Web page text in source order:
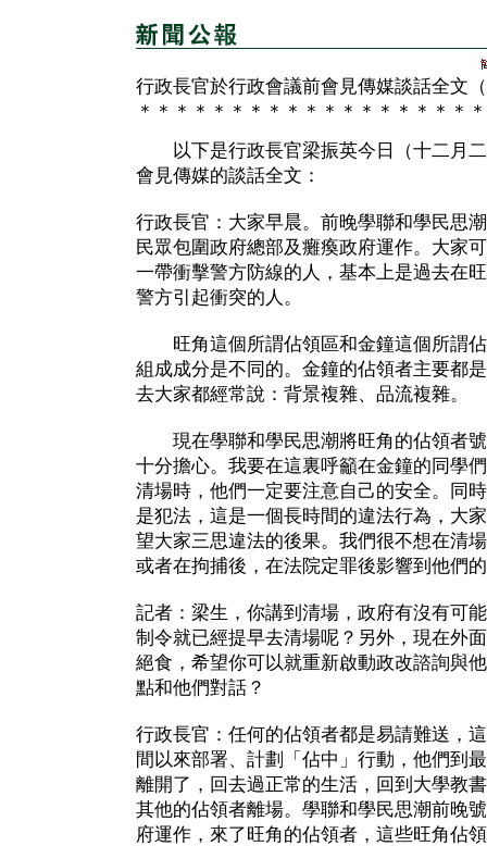
行政長官於行政會議前會見傳媒談話全文
＊＊＊＊＊＊＊＊＊＊＊＊＊＊＊＊＊＊
以下是行政長官梁振英今日（十二月二
會見傳媒的談話全文：
行政長官：大家早晨。前晚學聯和學民思
民眾包圍政府總部及癱瘓政府運作。大家
一帶衝擊警方防線的人，基本上是過去在
警方引起衝突的人。
旺角這個所謂佔領區和金鐘這個所謂佔
組成成分是不同的。金鐘的佔領者主要都
去大家都經常說：背景複雜、品流複雜。
現在學聯和學民思潮將旺角的佔領者號
十分擔心。我要在這裏呼籲在金鐘的同學
清場時，他們一定要注意自己的安全。同
是犯法，這是一個長時間的違法行為，大
望大家三思違法的後果。我們很不想在清
或者在拘捕後，在法院定罪後影響到他們
記者：梁生，你講到清場，政府有沒有可
制令就已經提早去清場呢？另外，現在外
絕食，希望你可以就重新啟動政改諮詢與
點和他們對話？
行政長官：任何的佔領者都是易請難送，
間以來部署、計劃「佔中」行動，他們到
離開了，回去過正常的生活，回到大學教
其他的佔領者離場。學聯和學民思潮前晚
府運作，來了旺角的佔領者，這些旺角佔